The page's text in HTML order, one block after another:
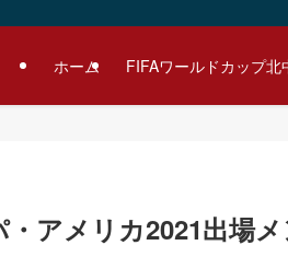
ホーム FIFAワールドカップ北
アメリカ2021出場